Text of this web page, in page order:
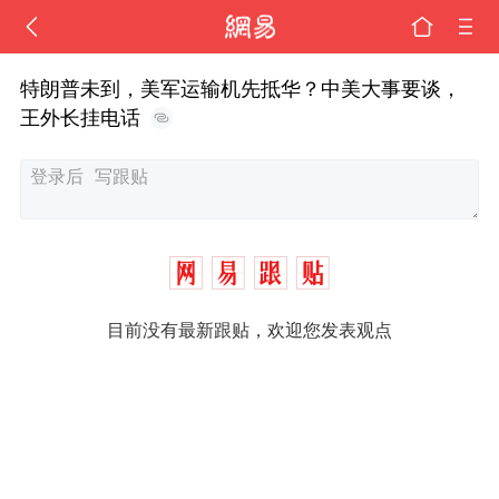
特朗普未到，美军运输机先抵华？中美大事要谈，
王外长挂电话
目前没有最新跟贴，欢迎您发表观点